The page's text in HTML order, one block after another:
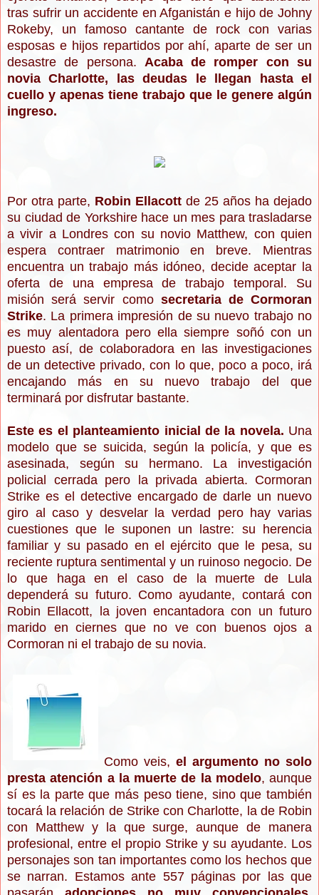
tras sufrir un accidente en Afganistán e hijo de Johny
Rokeby, un famoso cantante de rock con varias
esposas e hijos repartidos por ahí, aparte de ser un
desastre de persona. Acaba de romper con su
novia Charlotte, las deudas le llegan hasta el
cuello y apenas tiene trabajo que le genere algún
ingreso.
Por otra parte, Robin Ellacott de 25 años ha dejado
su ciudad de Yorkshire hace un mes para trasladarse
a vivir a Londres con su novio Matthew, con quien
espera contraer matrimonio en breve. Mientras
encuentra un trabajo más idóneo, decide aceptar la
oferta de una empresa de trabajo temporal. Su
misión será servir como secretaria de Cormoran
Strike. La primera impresión de su nuevo trabajo no
es muy alentadora pero ella siempre soñó con un
puesto así, de colaboradora en las investigaciones
de un detective privado, con lo que, poco a poco, irá
encajando más en su nuevo trabajo del que
terminará por disfrutar bastante.
Este es el planteamiento inicial de la novela. Una
modelo que se suicida, según la policía, y que es
asesinada, según su hermano. La investigación
policial cerrada pero la privada abierta. Cormoran
Strike es el detective encargado de darle un nuevo
giro al caso y desvelar la verdad pero hay varias
cuestiones que le suponen un lastre: su herencia
familiar y su pasado en el ejército que le pesa, su
reciente ruptura sentimental y un ruinoso negocio. De
lo que haga en el caso de la muerte de Lula
dependerá su futuro. Como ayudante, contará con
Robin Ellacott, la joven encantadora con un futuro
marido en ciernes que no ve con buenos ojos a
Cormoran ni el trabajo de su novia.
Como veis, el argumento no solo
presta atención a la muerte de la modelo, aunque
sí es la parte que más peso tiene, sino que también
tocará la relación de Strike con Charlotte, la de Robin
con Matthew y la que surge, aunque de manera
profesional, entre el propio Strike y su ayudante. Los
personajes son tan importantes como los hechos que
se narran. Estamos ante 557 páginas por las que